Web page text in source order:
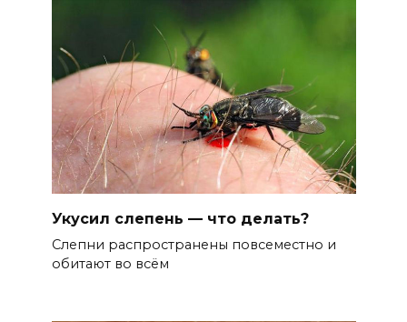
Укусил слепень — что делать?
Слепни распространены повсеместно и
обитают во всём